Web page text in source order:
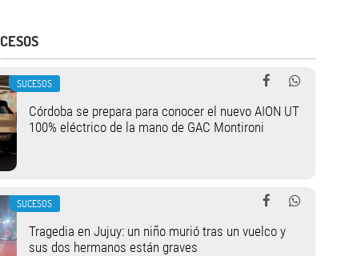
SUCESOS
Córdoba se prepara para conocer el nuevo AION UT
100% eléctrico de la mano de GAC Montironi
SUCESOS
Tragedia en Jujuy: un niño murió tras un vuelco y
sus dos hermanos están graves